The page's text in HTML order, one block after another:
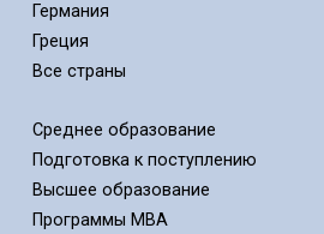
Германия
Греция
Все страны
Среднее образование
Подготовка к поступлению
Высшее образование
Программы MBA